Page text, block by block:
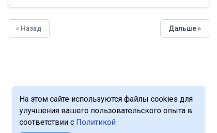
На этом сайте используются файлы cookies для
улучшения вашего пользовательского опыта в
соответствии с Политикой
« Назад Дальше »